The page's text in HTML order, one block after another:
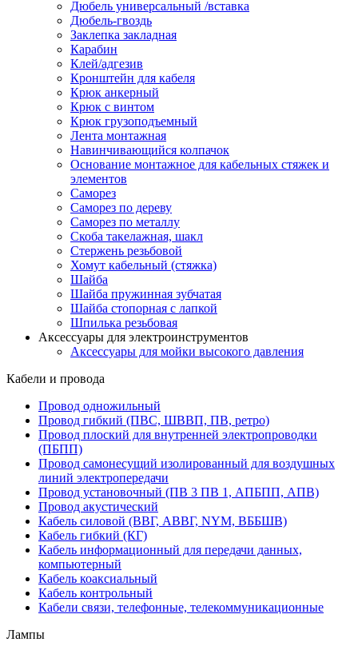
Дюбель универсальный /вставка
Дюбель-гвоздь
Заклепка закладная
Карабин
Клей/адгезив
Кронштейн для кабеля
Крюк анкерный
Крюк с винтом
Крюк грузоподъемный
Лента монтажная
Навинчивающийся колпачок
Основание монтажное для кабельных стяжек и
элементов
Саморез
Саморез по дереву
Саморез по металлу
Скоба такелажная, шакл
Стержень резьбовой
Хомут кабельный (стяжка)
Шайба
Шайба пружинная зубчатая
Шайба стопорная с лапкой
Шпилька резьбовая
Аксессуары для электроинструментов
Аксессуары для мойки высокого давления
Кабели и провода
Провод одножильный
Провод гибкий (ПВС, ШВВП, ПВ, ретро)
Провод плоский для внутренней электропроводки
(ПБПП)
Провод самонесущий изолированный для воздушных
линий электропередачи
Провод установочный (ПВ 3 ПВ 1, АПБПП, АПВ)
Провод акустический
Кабель силовой (ВВГ, АВВГ, NYM, ВББШВ)
Кабель гибкий (КГ)
Кабель информационный для передачи данных,
компьютерный
Кабель коаксиальный
Кабель контрольный
Кабели связи, телефонные, телекоммуникационные
Лампы